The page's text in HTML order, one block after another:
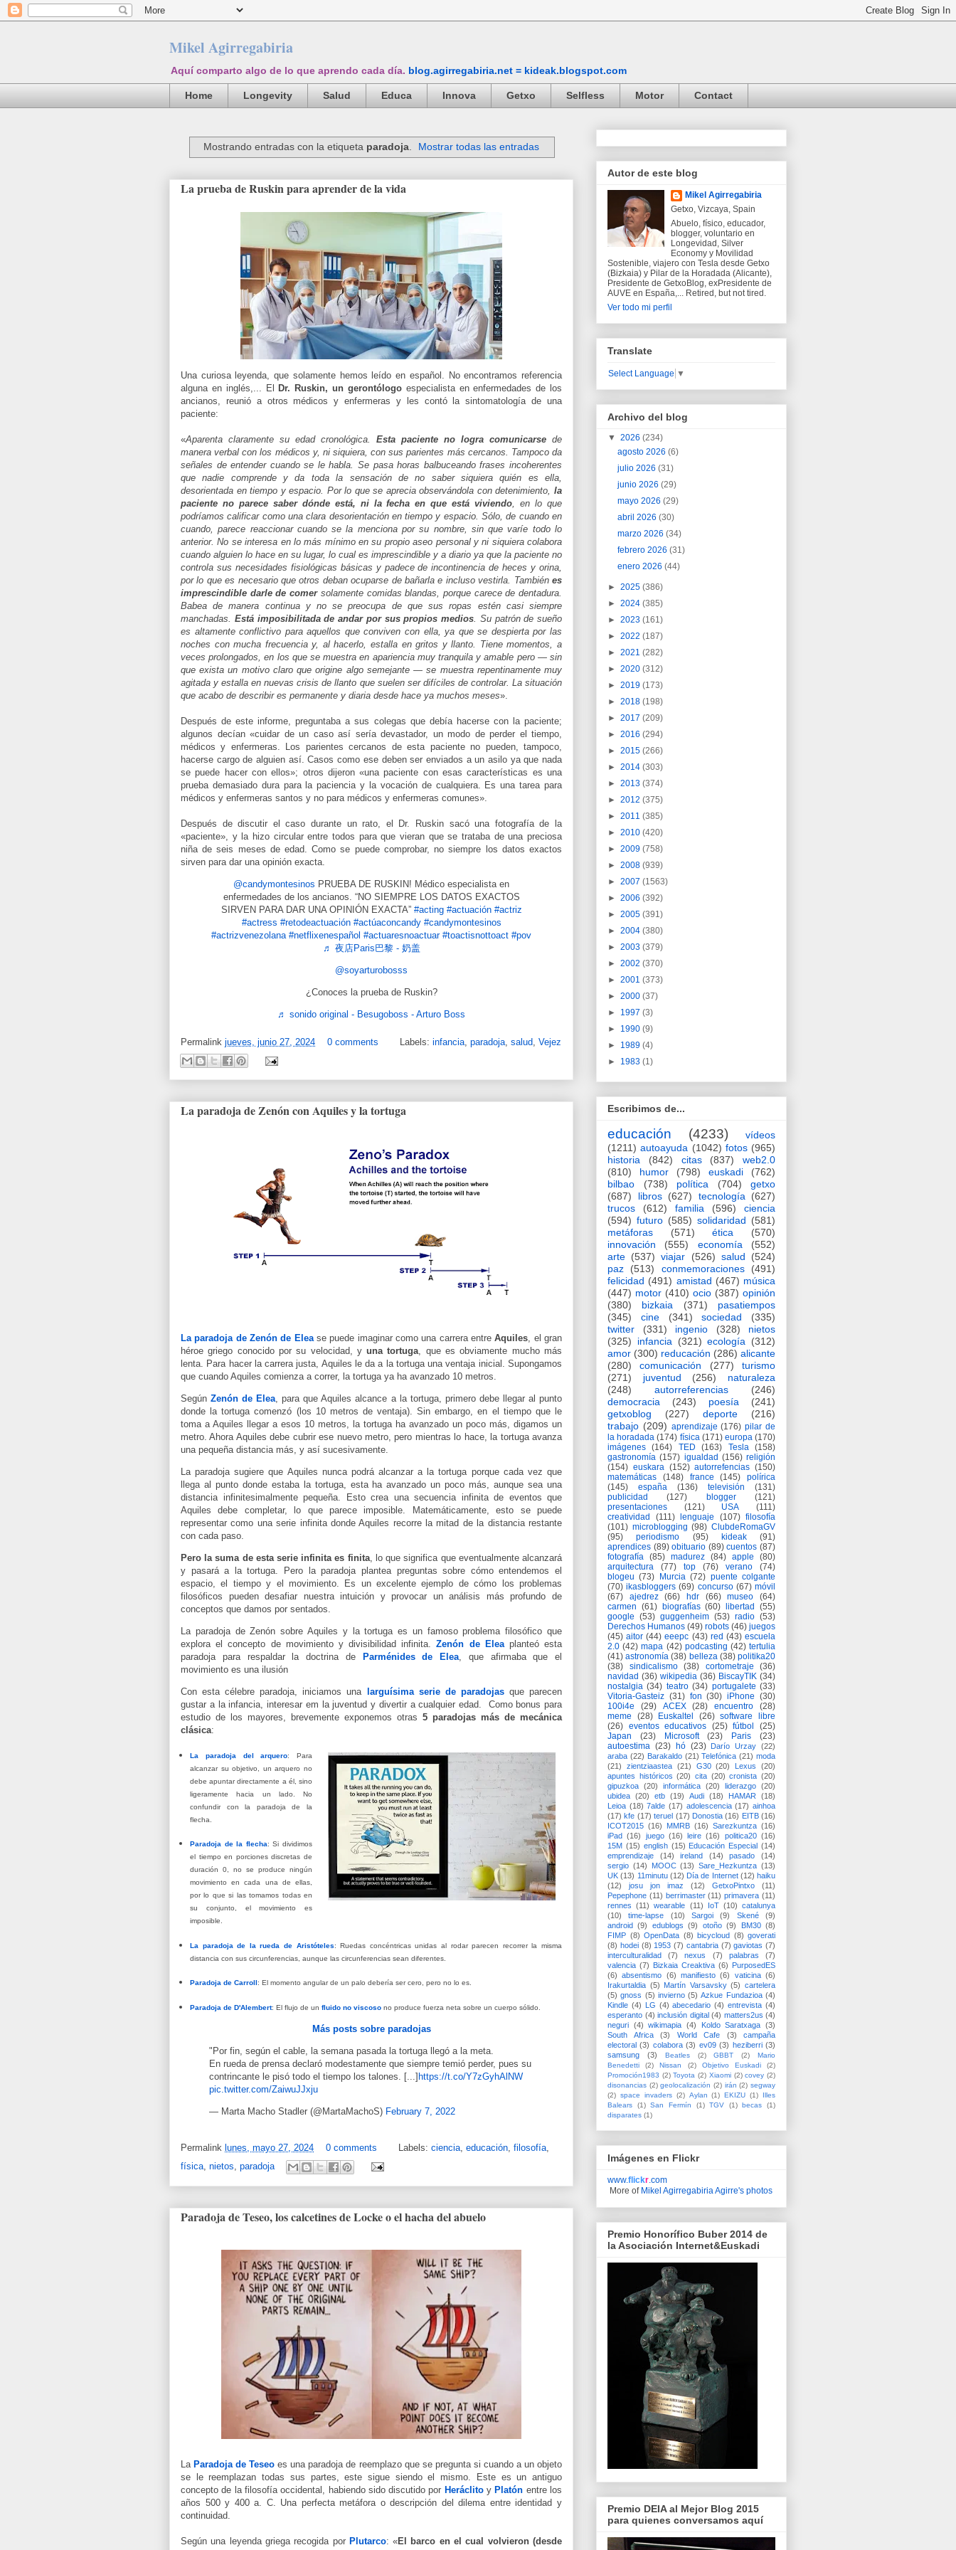
Mikel Agirregabiria
Aquí comparto algo de lo que aprendo cada día. blog.agirregabiria.net = kideak.blogspot.com
Home Longevity Salud Educa Innova Getxo Selfless Motor Contact
Mostrando entradas con la etiqueta paradoja. Mostrar todas las entradas
La prueba de Ruskin para aprender de la vida
Una curiosa leyenda, que solamente hemos leído en español. No encontramos referencia
alguna en inglés,... El
Dr. Ruskin, un gerontólogoespecialista en enfermedades de los
ancianos, reunió a otros médicos y enfermeras y les contó la sintomatología de una
paciente:
«Aparenta claramente su edad cronológica. Esta paciente no logra comunicarse de
manera verbal con los médicos y, ni siquiera, con sus parientes más cercanos. Tampoco da
señales de entender cuando se le habla. Se pasa horas balbuceando frases incoherentes
que nadie comprende y da toda la sensación de no saber siquiera quién es ella,
desorientada en tiempo y espacio. Por lo que se aprecia observándola con detenimiento, la
paciente no parece saber dónde está, ni la fecha en que está viviendo, en lo que
podríamos calificar como una clara desorientación en tiempo y espacio. Sólo, de cuando en
cuando, parece reaccionar cuando se la menciona por su nombre, sin que varíe todo lo
anterior. No se interesa en lo más mínimo en su propio aseo personal y ni siquiera colabora
cuando alguien lo hace en su lugar, lo cual es imprescindible y a diario ya que la paciente no
controla sus necesidades fisiológicas básicas y padece de incontinencia de heces y orina,
por lo que es necesario que otros deban ocuparse de bañarla e incluso vestirla. También es
imprescindible darle de comersolamente comidas blandas, porque carece de dentadura.
Babea de manera continua y no se preocupa de que sus ropas estén casi siempre
manchadas. Está imposibilitada de andar por sus propios medios. Su patrón de sueño
es altamente conflictivo para aquellos que conviven con ella, ya que se despierta por las
noches con mucha frecuencia y, al hacerlo, estalla en gritos y llanto. Tiene momentos, a
veces prolongados, en los que se muestra en apariencia muy tranquila y amable pero — sin
que exista un motivo claro que origine algo semejante — se muestra repentinamente muy
agitada y estalla en nuevas crisis de llanto que suelen ser difíciles de controlar. La situación
que acabo de describir es permanente y diaria desde hace ya muchos meses».
Después de este informe, preguntaba a sus colegas que debía hacerse con la paciente;
algunos decían «cuidar de un caso así sería devastador, un modo de perder el tiempo,
médicos y enfermeras. Los parientes cercanos de esta paciente no pueden, tampoco,
hacerse cargo de alguien así. Casos como ese deben ser enviados a un asilo ya que nada
se puede hacer con ellos»; otros dijeron «una paciente con esas características es una
prueba demasiado dura para la paciencia y la vocación de cualquiera. Es una tarea para
médicos y enfermeras santos y no para médicos y enfermeras comunes».
Después de discutir el caso durante un rato, el Dr. Ruskin sacó una fotografía de la
«paciente», y la hizo circular entre todos para que vieran que se trataba de una preciosa
niña de seis meses de edad. Como se puede comprobar, no siempre los datos exactos
sirven para dar una opinión exacta.
@candymontesinos PRUEBA DE RUSKIN! Médico especialista en
enfermedades de los ancianos. “NO SIEMPRE LOS DATOS EXACTOS
SIRVEN PARA DAR UNA OPINIÓN EXACTA” #acting #actuación #actriz
#actress #retodeactuación #actúaconcandy #candymontesinos
#actrizvenezolana #netflixenespañol #actuaresnoactuar #toactisnottoact #pov
♬ 夜店Paris巴黎 - 奶盖
@soyarturobosss
¿Conoces la prueba de Ruskin?
♬ sonido original - Besugoboss - Arturo Boss
Permalink jueves, junio 27, 2024 0 comments Labels: infancia paradoja salud Vejez
La paradoja de Zenón con Aquiles y la tortuga
La paradoja de Zenón de Elease puede imaginar como una carrera entreAquiles, el gran
héroe griego conocido por su velocidad, yuna tortuga, que es obviamente mucho más
lenta. Para hacer la carrera justa, Aquiles le da a la tortuga una ventaja inicial. Supongamos
que cuando Aquiles comienza a correr, la tortuga ya ha avanzado 10 metros.
SegúnZenón de Elea, para que Aquiles alcance a la tortuga, primero debe llegar al punto
donde la tortuga comenzó (los 10 metros de ventaja). Sin embargo, en el tiempo que le
toma a Aquiles llegar a esos 10 metros, la tortuga ha avanzado un poco más, digamos un
metro. Ahora Aquiles debe cubrir ese nuevo metro, pero mientras lo hace, la tortuga avanza
una pequeña distancia más, y así sucesivamente.
La paradoja sugiere que Aquiles nunca podrá alcanzar a la tortuga porque cada vez que
llega al punto donde estaba la tortuga, esta ha avanzado un poco más, aunque sea una
distancia infinitesimalmente pequeña. Esto crea una secuencia infinita de eventos que
Aquiles debe completar, lo que parece imposible. Matemáticamente, esto se puede
representar como una serie infinita donde Aquiles recorre la mitad de la distancia restante
con cada paso.
Pero la suma de esta serie infinita es finita, lo que significa que eventualmente alcanzará
y pasará a la tortuga. Pero la paradoja plantea preguntas sobre cómo entendemos el
espacio, el tiempo y el movimiento. Es un excelente ejemplo de cómo los problemas
filosóficos pueden desafiar nuestra intuición y provocar un análisis más profundo de
conceptos que damos por sentados.
La paradoja de Zenón sobre Aquiles y la tortuga es un famoso problema filosófico que
explora el concepto de movimiento y divisibilidad infinita.Zenón de Eleaplanteó esta
paradoja para respaldar la doctrina de
Parménides de Elea, que afirmaba que el
movimiento es una ilusión
Con esta célebre paradoja, iniciamos una larguísima serie de paradojasque parecen
gustar a la infancia, interesar em la juventud y divertir a cualquier edad. Como bonus para
estudio de los mayores,
brevemente exponemos otras 5 paradojas más de mecánica
clásica:
La paradoja del arquero: Para
alcanzar su objetivo, un arquero no
debe apuntar directamente a él, sino
ligeramente hacia un lado. No
confundir con la paradoja de la
flecha.
Paradoja de la flecha: Si dividimos
el tiempo en porciones discretas de
duración 0, no se produce ningún
movimiento en cada una de ellas,
por lo que si las tomamos todas en
su conjunto, el movimiento es
imposible.
La paradoja de la rueda de Aristóteles: Ruedas concéntricas unidas al rodar parecen recorrer la misma
distancia con sus circunferencias, aunque las circunferencias sean diferentes.
Paradoja de Carroll: El momento angular de un palo debería ser cero, pero no lo es.
Paradoja de D'Alembert: El flujo de un fluido no viscoso no produce fuerza neta sobre un cuerpo sólido.
Más posts sobre paradojas
"Por fin, según el cable, la semana pasada la tortuga llegó a la meta.
En rueda de prensa declaró modestamente que siempre temió perder, pues su
contrincante le pisó todo el tiempo los talones. [...] https://t.co/Y7zGyhAlNW
pic.twitter.com/ZaiwuJJxju
— Marta Macho Stadler (@MartaMachoS) February 7, 2022
Permalink lunes, mayo 27, 2024 0 comments Labels: ciencia, educación, filosofía,
física, nietos, paradoja
Paradoja de Teseo, los calcetines de Locke o el hacha del abuelo
La Paradoja de Teseo es una paradoja de reemplazo que se pregunta si cuando a un objeto
se le reemplazan todas sus partes, este sigue siendo el mismo. Este es un antiguo
concepto de la filosofía occidental, habiendo sido discutido por Heráclito y Platón entre los
años 500 y 400 a. C. Una perfecta metáfora o descripción del dilema entre identidad y
continuidad.
Según una leyenda griega recogida por Plutarco: «El barco en el cual volvieron (desde
Autor de este blog
Mikel Agirregabiria
Getxo, Vizcaya, Spain
Abuelo, físico, educador,
blogger, voluntario en
Longevidad, Silver
Economy y Movilidad
Sostenible, viajero con Tesla desde Getxo
(Bizkaia) y Pilar de la Horadada (Alicante),
Presidente de GetxoBlog, exPresidente de
AUVE en España,... Retired, but not tired.
Ver todo mi perfil
Translate
Select Language ▼
Archivo del blog
▼ 2026 (234)
agosto 2026(6)
julio 2026(31)
junio 2026(29)
mayo 2026(29)
abril 2026(30)
marzo 2026(34)
febrero 2026(31)
enero 2026(44)
► 2025 (386)
► 2024 (385)
► 2023 (161)
► 2022 (187)
► 2021 (282)
► 2020 (312)
► 2019 (173)
► 2018 (198)
► 2017 (209)
► 2016 (294)
► 2015 (266)
► 2014 (303)
► 2013 (374)
► 2012 (375)
► 2011 (385)
► 2010 (420)
► 2009 (758)
► 2008 (939)
► 2007 (1563)
► 2006 (392)
► 2005 (391)
► 2004 (380)
► 2003 (379)
► 2002 (370)
► 2001 (373)
► 2000 (37)
► 1997 (3)
► 1990 (9)
► 1989 (4)
► 1983 (1)
Escribimos de...
educación (4233)
vídeos
(1211) autoayuda (1042) fotos (965)
historia
(842) citas (837)
web2.0
(810)
humor (798) euskadi
(762)
bilbao
(738) política (704)
getxo
(687)
libros (627) tecnología
(627)
trucos
(612) familia (596)
ciencia
(594) futuro (585) solidaridad (581)
metáforas
(571) ética
(570)
innovación
(555) economía
(552)
arte (537) viajar (526) salud
(524)
paz
(513) conmemoraciones
(491)
felicidad (491) amistad (467) música
(447) motor (410) ocio (387) opinión
(380)
bizkaia (371)
pasatiempos
(345)
cine (341) sociedad
(335)
twitter
(331) ingenio (328)
nietos
(325)
infancia (321) ecología
(312)
amor (300) reducación (286) alicante
(280)
comunicación (277)
turismo
(271)
juventud (256)
naturaleza
(248)
autorreferencias
(246)
democracia
(243) poesía
(241)
getxoblog
(227) deporte
(216)
trabajo (209) aprendizaje (176) pilar de
la horadada (174) física (171) europa (170)
imágenes
(164) TED (163) Tesla
(158)
gastronomía (157) igualdad (156) religión
(154) euskara (152) autorrefencias (150)
matemáticas
(148) france (145)
polírica
(145)
españa (136) televisión
(131)
publicidad
(127) blogger
(121)
presentaciones
(121) USA
(111)
creatividad
(111) lenguaje (107) filosofía
(101) microblogging (98) ClubdeRomaGV
(95)
periodismo (95) kideak
(91)
aprendices (89) obituario (89) cuentos (87)
fotografía (85) madurez (84) apple
(80)
arquitectura
(77) top (76) verano
(74)
blogeu (73) Murcia (72) puente colgante
(70) ikasbloggers (69) concurso (67) móvil
(67)
ajedrez (66) hdr (66) museo
(64)
carmen (61) biografías (60) libertad
(55)
google (53) guggenheim (53) radio (53)
Derechos Humanos (49) robots (46) juegos
(45) aitor (44) eeepc (43) red (43) escuela
2.0 (42) mapa (42) podcasting (42) tertulia
(41) astronomía (38) belleza (38) politika20
(38)
sindicalismo (38) cortometraje
(36)
navidad (36) wikipedia (36) BiscayTIK (34)
nostalgia (34) teatro (34) portugalete (33)
Vitoria-Gasteiz (31) fon (30) iPhone (30)
100i4e
(29) ACEX (28) encuentro
(28)
meme
(28) Euskaltel (26) software libre
(26) eventos educativos (25) fútbol
(25)
Japan
(23) Microsoft (23) Paris
(23)
autoestima (23) hó (23) Darío Urzay (22)
araba (22) Barakaldo (21) Telefónica (21) moda
(21)
zientziaastea (21) G30 (20) Lexus
(20)
apuntes históricos (20) cita (20) cronista (20)
gipuzkoa (20) informática (20) liderazgo (20)
ubidea (20) etb (19) Audi (18) HAMAR
(18)
Leioa (18) 7alde (17) adolescencia (17) ainhoa
(17) kfe (17) teruel (17) Donostia (16) EITB (16)
ICOT2015 (16) MMRB (16) Sarezkuntza (16)
iPad (16) juego (16) leire (16) politica20 (16)
15M (15) english (15) Educación Especial (14)
emprendizaje
(14) ireland (14) pasado
(14)
sergio (14) MOOC (13) Sare_Hezkuntza (13)
UK (13) 11minutu (12) Día de Internet (12) haiku
(12)
josu jon imaz (12) GetxoPintxo
(11)
Pepephone (11) berrimaster (11) primavera (11)
rennes (11) wearable (11) IoT (10) catalunya
(10)
time-lapse (10) Sargoi (9) Skené
(9)
android (9) edublogs (9) otoño (9) BM30 (8)
FIMP (8) OpenData (8) bicycloud (8) goverati
(8) hodei (8) 1953 (7) cantabria (7) gaviotas (7)
interculturalidad
(7) nexus (7) palabras
(7)
valencia (7) Bizkaia Creaktiva (6) PurposedES
(6)
absentismo (6) manifiesto (6) vaticina (6)
Irakurtaldia (5) Martín Varsavsky (5) cartelera
(5) gnoss (5) invierno (5) Azkue Fundazioa (4)
Kindle (4) LG (4) abecedario (4) entrevista (4)
esperanto (4) inclusión digital (4) matters2us (4)
neguri (4) wikimapia (4) Koldo Saratxaga (3)
South Africa
(3) World Cafe (3)
campaña
electoral (3) colabora (3) ev09 (3) heziberri (3)
samsung
(3) Beatles (2) GBBT (2)
Mario
Benedetti
(2) Nissan (2) Objetivo Euskadi
(2)
Promoción1983 (2) Toyota (2) Xiaomi (2) covey (2)
disonancias (2) geolocalización (2) irán (2) segway
(2) space invaders (2) Aylan (1) EKIZU (1)
Illes
Balears
(1) San Fermín (1) TGV (1) becas
(1)
disparates (1)
Imágenes en Flickr
www.flickr .com
More of Mikel Agirregabiria Agirre's photos
Premio Honorífico Buber 2014 de
la Asociación Internet&Euskadi
Premio DEIA al Mejor Blog 2015
para quienes conversamos aquí